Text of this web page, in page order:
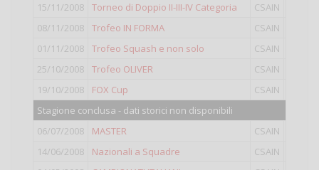
15/11/2008
Torneo di Doppio II-III-IV Categoria CSAIN
08/11/2008
Trofeo IN FORMA CSAIN
01/11/2008
Trofeo Squash e non solo CSAIN
25/10/2008
Trofeo OLIVER CSAIN
19/10/2008
FOX Cup CSAIN
Stagione conclusa - dati storici non disponibili
06/07/2008
MASTER CSAIN
14/06/2008
Nazionali a Squadre CSAIN